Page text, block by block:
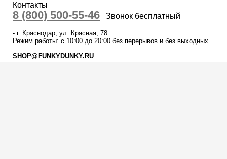
Контакты
8 (800) 500-55-46 Звонок бесплатный
- г. Краснодар, ул. Красная, 78
Режим работы: с 10:00 до 20:00 без перерывов и без выходных
SHOP@FUNKYDUNKY.RU